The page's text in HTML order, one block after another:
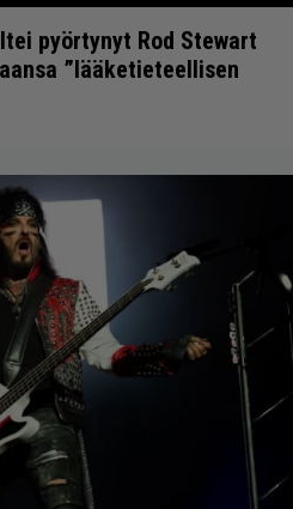
pyörtynyt Rod Stewart
”lääketieteellisen